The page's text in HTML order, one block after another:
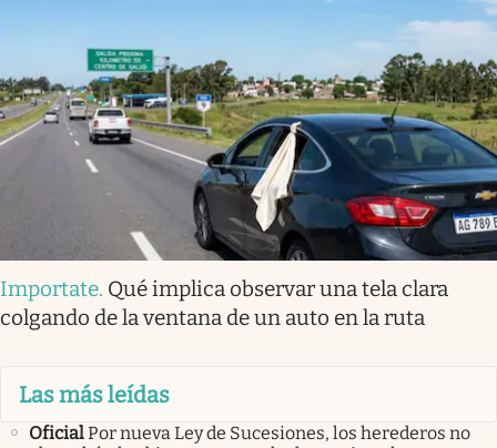
Importate. Qué implica observar una tela clara
colgando de la ventana de un auto en la ruta
Las más leídas
OficialPor nueva Ley de Sucesiones, los herederos no